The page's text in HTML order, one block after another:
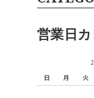
営業日
日
月 火